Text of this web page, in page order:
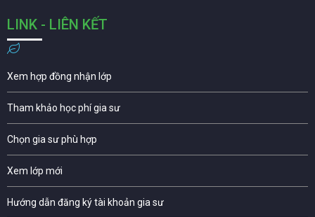
LINK - LIÊN KẾT
Xem hợp đồng nhận lớp
Tham khảo học phí gia sư
Chọn gia sư phù hợp
Xem lớp mới
Hướng dẫn đăng ký tài khoản gia sư